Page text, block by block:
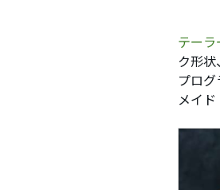
テーラ
ク形
プロ
メイ